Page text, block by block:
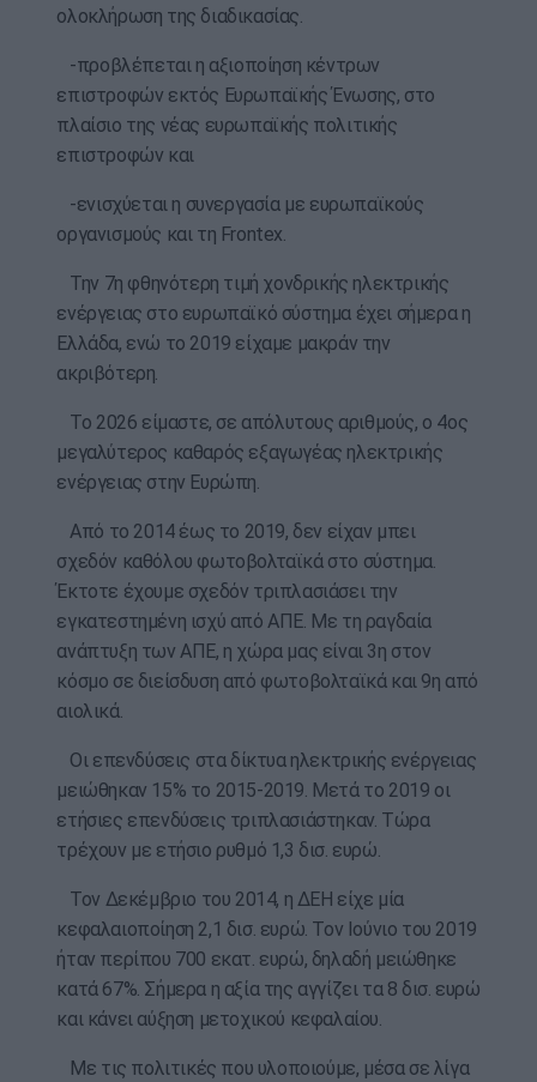
ολοκλήρωση της διαδικασίας.
-προβλέπεται η αξιοποίηση κέντρων
επιστροφών εκτός Ευρωπαϊκής Ένωσης, στο
πλαίσιο της νέας ευρωπαϊκής πολιτικής
επιστροφών και
-ενισχύεται η συνεργασία με ευρωπαϊκούς
οργανισμούς και τη Frontex.
Την 7η φθηνότερη τιμή χονδρικής ηλεκτρικής
ενέργειας στο ευρωπαϊκό σύστημα έχει σήμερα η
Ελλάδα, ενώ το 2019 είχαμε μακράν την
ακριβότερη.
Το 2026 είμαστε, σε απόλυτους αριθμούς, ο 4ος
μεγαλύτερος καθαρός εξαγωγέας ηλεκτρικής
ενέργειας στην Ευρώπη.
Από το 2014 έως το 2019, δεν είχαν μπει
σχεδόν καθόλου φωτοβολταϊκά στο σύστημα.
Έκτοτε έχουμε σχεδόν τριπλασιάσει την
εγκατεστημένη ισχύ από ΑΠΕ. Με τη ραγδαία
ανάπτυξη των ΑΠΕ, η χώρα μας είναι 3η στον
κόσμο σε διείσδυση από φωτοβολταϊκά και 9η από
αιολικά.
Οι επενδύσεις στα δίκτυα ηλεκτρικής ενέργειας
μειώθηκαν 15% το 2015-2019. Μετά το 2019 οι
ετήσιες επενδύσεις τριπλασιάστηκαν. Τώρα
τρέχουν με ετήσιο ρυθμό 1,3 δισ. ευρώ.
Τον Δεκέμβριο του 2014, η ΔΕΗ είχε μία
κεφαλαιοποίηση 2,1 δισ. ευρώ. Τον Ιούνιο του 2019
ήταν περίπου 700 εκατ. ευρώ, δηλαδή μειώθηκε
κατά 67%. Σήμερα η αξία της αγγίζει τα 8 δισ. ευρώ
και κάνει αύξηση μετοχικού κεφαλαίου.
Με τις πολιτικές που υλοποιούμε, μέσα σε λίγα